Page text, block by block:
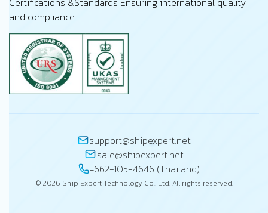
and compliance.
support@shipexpert.net
sale@shipexpert.net
+662-105-4646 (Thailand)
© 2026 Ship Expert Technology Co., Ltd. All rights reserved.